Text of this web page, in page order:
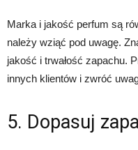
Marka i jakość perfum są
należy wziąć pod uwagę.
jakość i trwałość zapachu.
innych klientów i zwróć
5. Dopasuj